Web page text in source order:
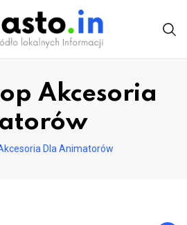
Akcesoria
Dla Animatorów